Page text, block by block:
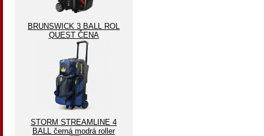
BRUNSWICK 3 BALL ROL
QUEST ČENA
STORM STREAMLINE 4
BALL černá modrá roller